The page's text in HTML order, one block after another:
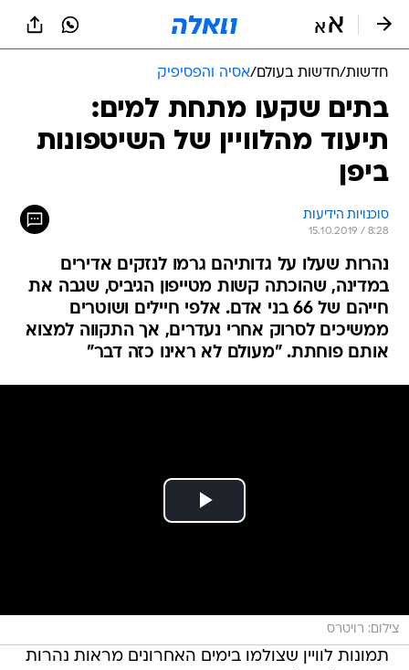
חדשות/חדשות בעולם/אסיה והפסיפיק
בתים שקעו מתחת למים:
תיעוד מהלוויין של השיטפונות
ביפן
סוכנויות הידיעות
15.10.2019 / 8:28
נהרות שעלו על גדותיהם גרמו לנזקים אדירים
במדינה, שהוכתה קשות מטייפון הגיביס, שגבה את
חייהם של 66 בני אדם. אלפי חיילים ושוטרים
ממשיכים לסרוק אחרי נעדרים, אך התקווה למצוא
אותם פוחתת. "מעולם לא ראינו כזה דבר"
צילום: רויטרס
תמונות לוויין שצולמו בימים האחרונים מראות נהרות